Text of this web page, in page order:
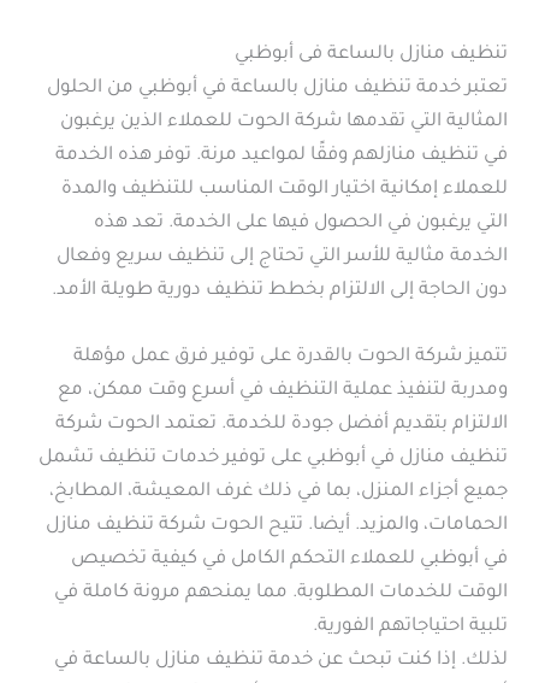
تنظيف منازل بالساعة فى أبوظبي
تعتبر خدمة تنظيف منازل بالساعة في أبوظبي من الحلول
المثالية التي تقدمها شركة الحوت للعملاء الذين يرغبون
في تنظيف منازلهم وفقًا لمواعيد مرنة. توفر هذه الخدمة
للعملاء إمكانية اختيار الوقت المناسب للتنظيف والمدة
التي يرغبون في الحصول فيها على الخدمة. تعد هذه
الخدمة مثالية للأسر التي تحتاج إلى تنظيف سريع وفعال
دون الحاجة إلى الالتزام بخطط تنظيف دورية طويلة الأمد.
تتميز شركة الحوت بالقدرة على توفير فرق عمل مؤهلة
ومدربة لتنفيذ عملية التنظيف في أسرع وقت ممكن، مع
الالتزام بتقديم أفضل جودة للخدمة. تعتمد الحوت شركة
تنظيف منازل في أبوظبي على توفير خدمات تنظيف تشمل
جميع أجزاء المنزل، بما في ذلك غرف المعيشة، المطابخ،
الحمامات، والمزيد. أيضا. تتيح الحوت شركة تنظيف منازل
في أبوظبي للعملاء التحكم الكامل في كيفية تخصيص
الوقت للخدمات المطلوبة. مما يمنحهم مرونة كاملة في
تلبية احتياجاتهم الفورية.
لذلك. إذا كنت تبحث عن خدمة تنظيف منازل بالساعة في